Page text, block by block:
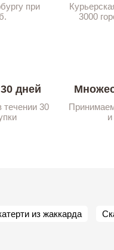
при
3000
дней
течении 30
из жаккарда